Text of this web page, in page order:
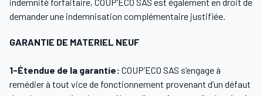
demander une indemnisation complémentaire justifiée.
GARANTIE DE MATERIEL NEUF
1-Étendue de la garantie: COUP’ECO SAS s’engage à
remédier à tout vice de fonctionnement provenant d’un défaut